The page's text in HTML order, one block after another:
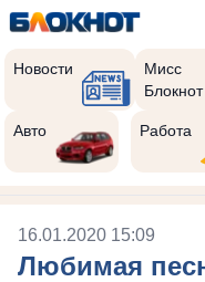
Новости
Мисс
Блокнот
Авто Работа
16.01.2020 15:09
Любимая